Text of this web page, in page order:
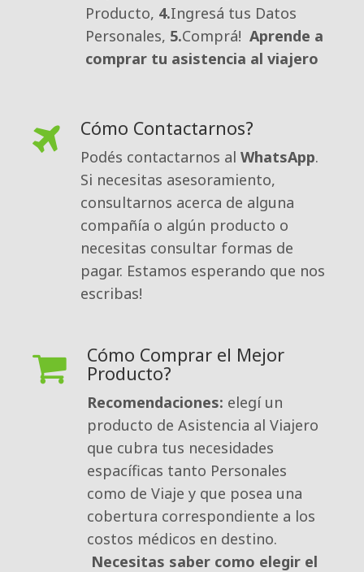
Producto, 4.Ingresá tus Datos
Personales, 5.Comprá! Aprende a
comprar tu asistencia al viajero
Cómo Contactarnos?
Podés contactarnos al WhatsApp.
Si necesitas asesoramiento,
consultarnos acerca de alguna
compañía o algún producto o
necesitas consultar formas de
pagar. Estamos esperando que nos
escribas!
Cómo Comprar el Mejor
Producto?
Recomendaciones: elegí un
producto de Asistencia al Viajero
que cubra tus necesidades
espacíficas tanto Personales
como de Viaje y que posea una
cobertura correspondiente a los
costos médicos en destino.
Necesitas saber como elegir el